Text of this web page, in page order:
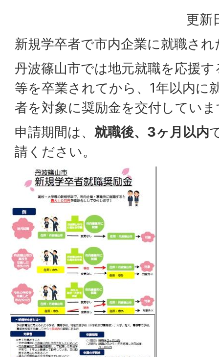
更新
新規学卒者で市内企業に就職さ
丹波篠山市では地元就職を応援
等を卒業されてから、1年以内に
者を対象に奨励金を交付してい
申請期間は、 就職後、3ヶ月以内
請ください。